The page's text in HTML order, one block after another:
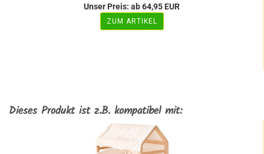
Unser Preis: ab 64,95 EUR
ZUM ARTIKEL
Dieses Produkt ist z.B. kompatibel mit: